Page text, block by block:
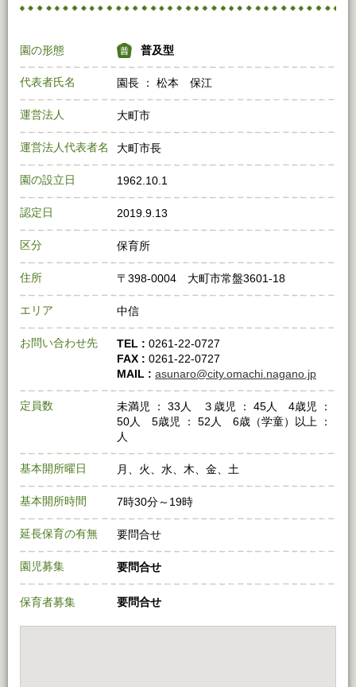
園の形態 普及型
代表者氏名 園長 ： 松本 保江
運営法人 大町市
運営法人代表者名 大町市長
園の設立日 1962.10.1
認定日 2019.9.13
区分 保育所
住所 〒398‐0004 大町市常盤3601‐18
エリア 中信
お問い合わせ先 TEL : 0261‐22‐0727
FAX : 0261‐22‐0727
MAIL : asunaro@city.omachi.nagano.jp
定員数
未満児 ： 33人 ３歳児 ： 45人 4歳児 ：
50人 5歳児 ： 52人 6歳（学童）以上 ：
人
基本開所曜日 月、火、水、木、金、土
基本開所時間 7時30分～19時
延長保育の有無 要問合せ
園児募集 要問合せ
保育者募集 要問合せ